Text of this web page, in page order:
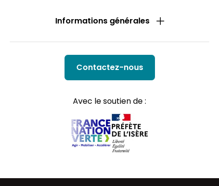
Informations générales
Contactez-nous
Avec le soutien de :